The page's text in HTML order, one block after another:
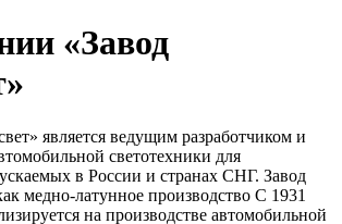
«Завод
является ведущим разработчиком и
светотехники для
в России и странах СНГ. Завод
медно-латунное производство С 1931
на производстве автомобильной